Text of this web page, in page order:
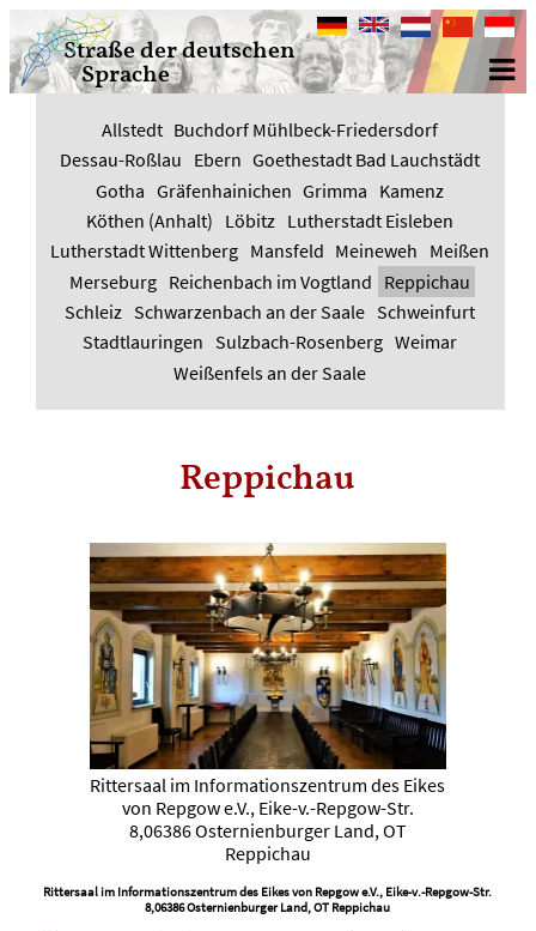
Straße der deutschen
Sprache
DeutschEnglishNederlands
中
Bahasa
Allstedt Buchdorf Mühlbeck-Friedersdorf
Dessau-Roßlau Ebern Goethestadt Bad Lauchstädt
Gotha Gräfenhainichen Grimma Kamenz
Köthen (Anhalt) Löbitz Lutherstadt Eisleben
Lutherstadt Wittenberg Mansfeld Meineweh Meißen
Merseburg Reichenbach im Vogtland Reppichau
Schleiz Schwarzenbach an der Saale Schweinfurt
Stadtlauringen Sulzbach-Rosenberg Weimar
Weißenfels an der Saale
Reppichau
Rittersaal im Informationszentrum des Eikes
von Repgow e.V., Eike-v.-Repgow-Str.
8,06386 Osternienburger Land, OT
Reppichau
Rittersaal im Informationszentrum des Eikes von Repgow e.V., Eike-v.-Repgow-Str.
8,06386 Osternienburger Land, OT Reppichau